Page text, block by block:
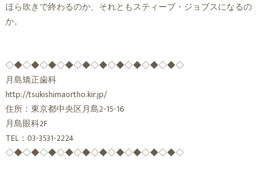
ほら吹きで終わるのか、それともスティーブ・ジョブスになるの
か。
◇◆◇◆◇◆◇◆◇◆◇◆◇◆◇◆◇◆◇◆◇
月島矯正歯科
http://tsukishimaortho.kir.jp/
住所：東京都中央区月島2-15-16
月島眼科2F
TEL：03-3531-2224
◇◆◇◆◇◆◇◆◇◆◇◆◇◆◇◆◇◆◇◆◇